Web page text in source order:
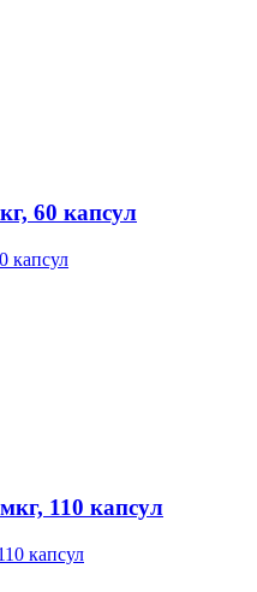
60 капсул
110 капсул